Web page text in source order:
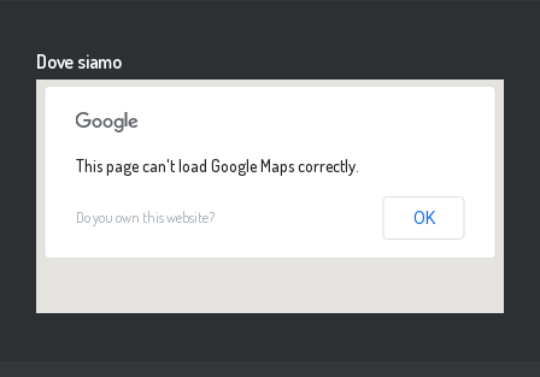
Dove siamo
This page can't load Google Maps correctly.
Do you own this website? OK